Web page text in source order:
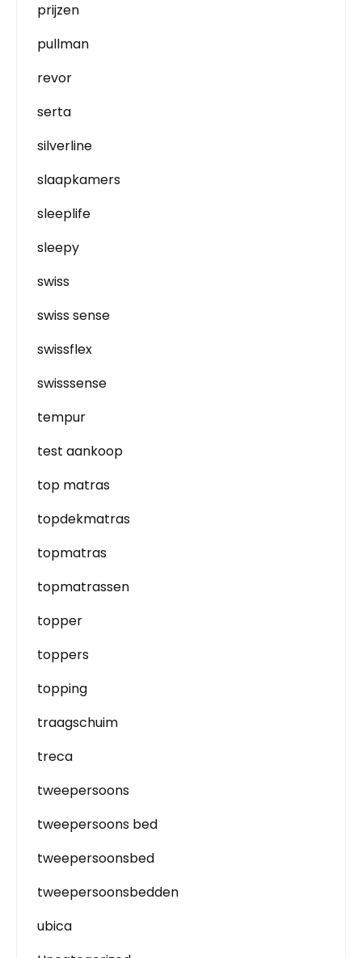
prijzen
pullman
revor
serta
silverline
slaapkamers
sleeplife
sleepy
swiss
swiss sense
swissflex
swisssense
tempur
test aankoop
top matras
topdekmatras
topmatras
topmatrassen
topper
toppers
topping
traagschuim
treca
tweepersoons
tweepersoons bed
tweepersoonsbed
tweepersoonsbedden
ubica